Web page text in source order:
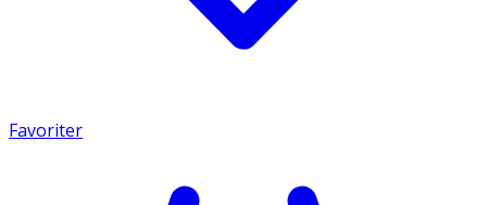
Favoriter